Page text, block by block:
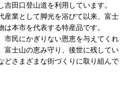
田口登山道を利用しています。
産業として脚光を浴びて以来、富士
本市を代表する特産品です。
市民にかぎりない恩恵を与えてくれ
富士山の恵み守り、後世に残してい
どさまざまな街づくりに取り組んで